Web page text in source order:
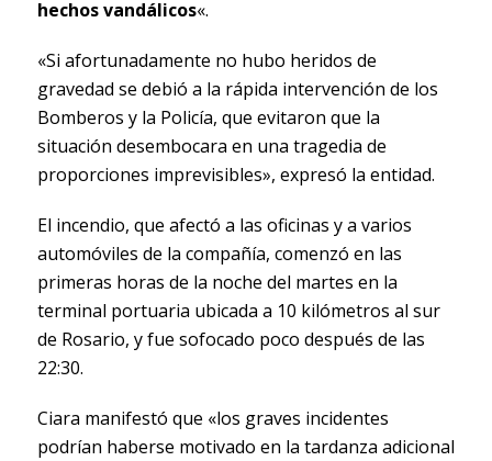
hechos vandálicos«.
«Si afortunadamente no hubo heridos de
gravedad se debió a la rápida intervención de los
Bomberos y la Policía, que evitaron que la
situación desembocara en una tragedia de
proporciones imprevisibles», expresó la entidad.
El incendio, que afectó a las oficinas y a varios
automóviles de la compañía, comenzó en las
primeras horas de la noche del martes en la
terminal portuaria ubicada a 10 kilómetros al sur
de Rosario, y fue sofocado poco después de las
22:30.
Ciara manifestó que «los graves incidentes
podrían haberse motivado en la tardanza adicional